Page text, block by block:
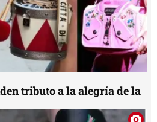
tributo a la alegría de la